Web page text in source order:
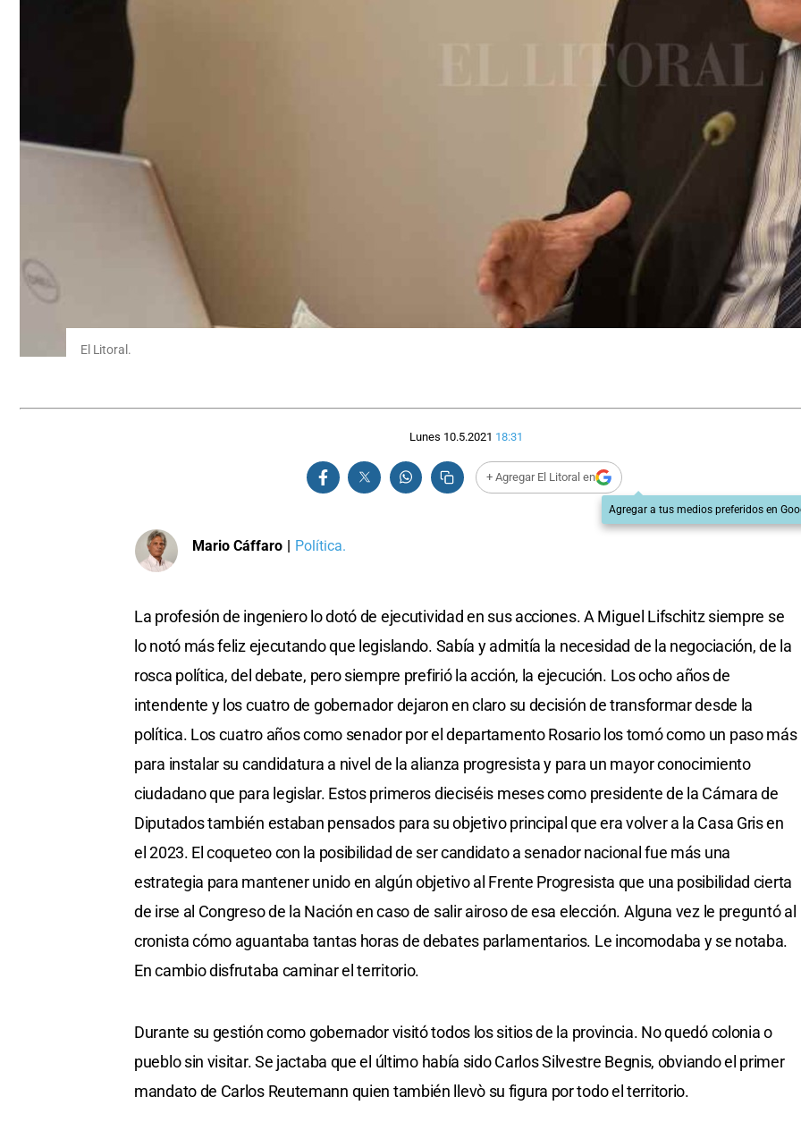
El Litoral.
Lunes 10.5.2021 18:31
+ Agregar El Litoral en
Agregar a tus medios preferidos en
Mario Cáffaro | Política.
La profesión de ingeniero lo dotó de ejecutividad en sus acciones. A Miguel Lifschitz siempre se
lo notó más feliz ejecutando que legislando. Sabía y admitía la necesidad de la negociación, de la
rosca política, del debate, pero siempre prefirió la acción, la ejecución. Los ocho años de
intendente y los cuatro de gobernador dejaron en claro su decisión de transformar desde la
política. Los cuatro años como senador por el departamento Rosario los tomó como un paso más
para instalar su candidatura a nivel de la alianza progresista y para un mayor conocimiento
ciudadano que para legislar. Estos primeros dieciséis meses como presidente de la Cámara de
Diputados también estaban pensados para su objetivo principal que era volver a la Casa Gris en
el 2023. El coqueteo con la posibilidad de ser candidato a senador nacional fue más una
estrategia para mantener unido en algún objetivo al Frente Progresista que una posibilidad cierta
de irse al Congreso de la Nación en caso de salir airoso de esa elección. Alguna vez le preguntó al
cronista cómo aguantaba tantas horas de debates parlamentarios. Le incomodaba y se notaba.
En cambio disfrutaba caminar el territorio.
Durante su gestión como gobernador visitó todos los sitios de la provincia. No quedó colonia o
pueblo sin visitar. Se jactaba que el último había sido Carlos Silvestre Begnis, obviando el primer
mandato de Carlos Reutemann quien también llevò su figura por todo el territorio.